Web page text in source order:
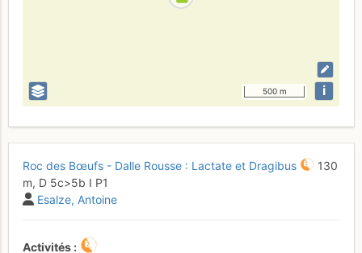
500 m i
Roc des Bœufs - Dalle Rousse : Lactate et Dragibus
130
m, D 5c>5b I P1
Esalze Antoine
Activités